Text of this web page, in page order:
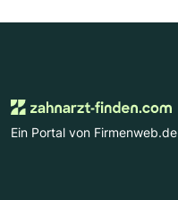
Ein Portal von Firmenweb.de